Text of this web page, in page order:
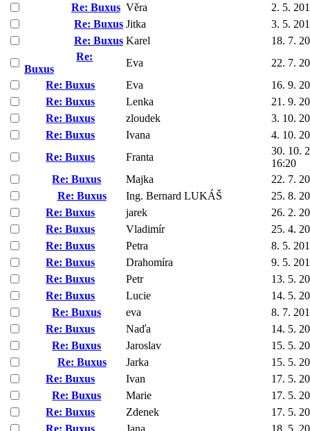
Re: Buxus Věra
2. 5.
Re: Buxus Jitka
3. 5.
Re: Buxus Karel
18. 7.
Re:
Buxus
Eva
22. 7.
Re: Buxus
Eva
16. 9.
Re: Buxus
Lenka
21. 9.
Re: Buxus
zloudek
3. 10.
Re: Buxus
Ivana
4. 10.
Re: Buxus
Franta
30. 10.
16:20
Re: Buxus
Majka
22. 7.
Re: Buxus
Ing. Bernard LUKÁŠ
25. 8.
Re: Buxus
jarek
26. 2.
Re: Buxus
Vladimír
25. 4.
Re: Buxus
Petra
8. 5.
Re: Buxus
Drahomíra
9. 5.
Re: Buxus
Petr
13. 5.
Re: Buxus
Lucie
14. 5.
Re: Buxus
eva
8. 7.
Re: Buxus
Naďa
14. 5.
Re: Buxus
Jaroslav
15. 5.
Re: Buxus
Jarka
15. 5.
Re: Buxus
Ivan
17. 5.
Re: Buxus
Marie
17. 5.
Re: Buxus
Zdenek
17. 5.
Re: Buxus
Jana
18. 5.